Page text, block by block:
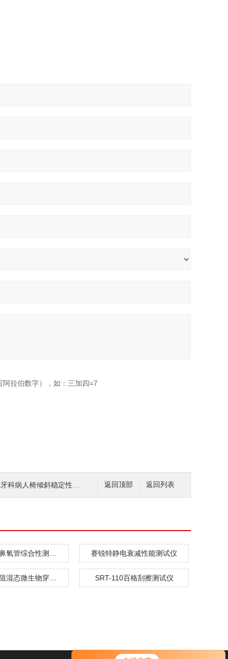
阿拉伯数字），如：三加四=7
返回列表
返回顶部
椅倾斜稳定性试验仪 测试稳定
赛锐特静电衰减性能测试仪
SRT-110百格刮擦测试仪